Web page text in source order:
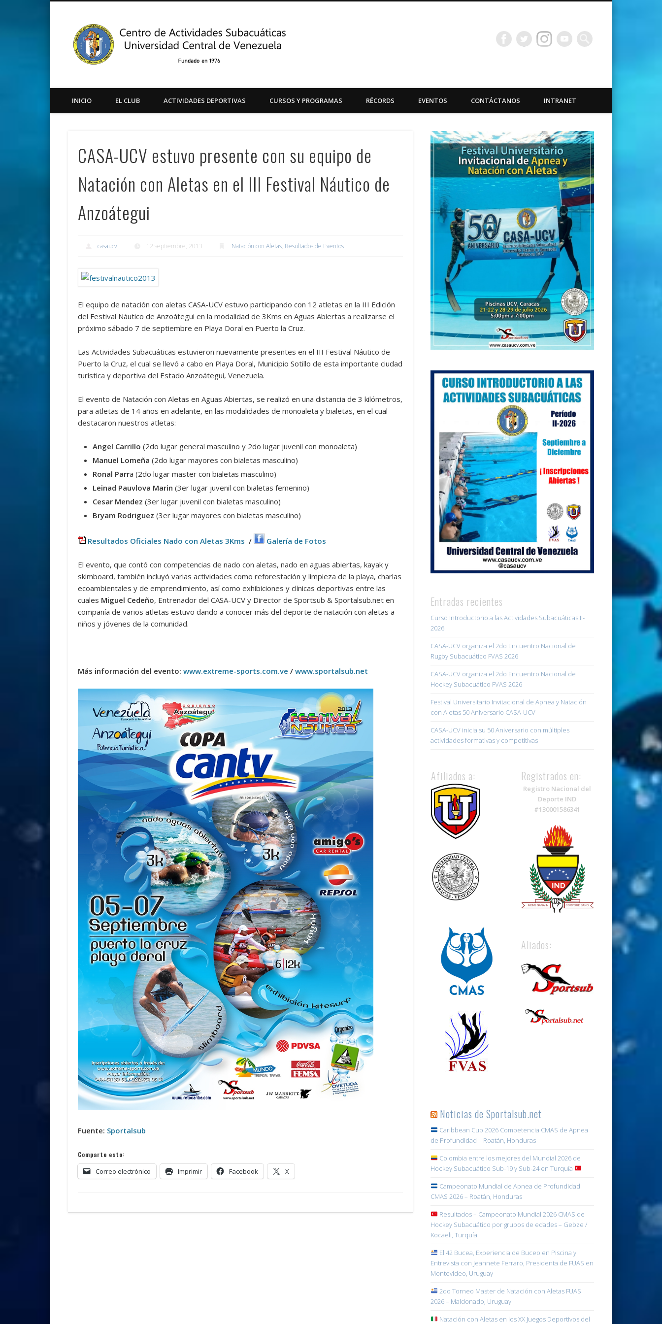
Centro de Actividades Subacuáticas Universidad
Central de Venezuela
Youtube
INICIO EL CLUB ACTIVIDADES DEPORTIVAS CURSOS Y PROGRAMAS RÉCORDS EVENTOS CONTÁCTANOS INTRANET
CASA-UCV estuvo presente con su equipo de
Natación con Aletas en el III Festival Náutico de
Anzoátegui
casaucv 12 septiembre, 2013 Natación con Aletas, Resultados de Eventos
El equipo de natación con aletas CASA-UCV estuvo participando con 12 atletas en la III Edición
del Festival Náutico de Anzoátegui en la modalidad de 3Kms en Aguas Abiertas a realizarse el
próximo sábado 7 de septiembre en Playa Doral en Puerto la Cruz.
Las Actividades Subacuáticas estuvieron nuevamente presentes en el III Festival Náutico de
Puerto la Cruz, el cual se llevó a cabo en Playa Doral, Municipio Sotillo de esta importante ciudad
turística y deportiva del Estado Anzoátegui, Venezuela.
El evento de Natación con Aletas en Aguas Abiertas, se realizó en una distancia de 3 kilómetros,
para atletas de 14 años en adelante, en las modalidades de monoaleta y bialetas, en el cual
destacaron nuestros atletas:
Angel Carrillo (2do lugar general masculino y 2do lugar juvenil con monoaleta)
Manuel Lomeña (2do lugar mayores con bialetas masculino)
Ronal Parra (2do lugar master con bialetas masculino)
Leinad Pauvlova Marin (3er lugar juvenil con bialetas femenino)
Cesar Mendez (3er lugar juvenil con bialetas masculino)
Bryam Rodriguez (3er lugar mayores con bialetas masculino)
Resultados Oficiales Nado con Aletas 3Kms / Galería de Fotos
El evento, que contó con competencias de nado con aletas, nado en aguas abiertas, kayak y
skimboard, también incluyó varias actividades como reforestación y limpieza de la playa, charlas
ecoambientales y de emprendimiento, así como exhibiciones y clínicas deportivas entre las
cuales Miguel Cedeño, Entrenador del CASA-UCV y Director de Sportsub & Sportalsub.net en
compañía de varios atletas estuvo dando a conocer más del deporte de natación con aletas a
niños y jóvenes de la comunidad.
Más información del evento:www.extreme-sports.com.ve /www.sportalsub.net
Fuente: Sportalsub
Comparte esto:
Correo electrónico Imprimir Facebook X
Entradas recientes
Curso Introductorio a las Actividades Subacuáticas II-
2026
CASA-UCV organiza el 2do Encuentro Nacional de
Rugby Subacuático FVAS 2026
CASA-UCV organiza el 2do Encuentro Nacional de
Hockey Subacuático FVAS 2026
Festival Universitario Invitacional de Apnea y Natación
con Aletas 50 Aniversario CASA-UCV
CASA-UCV inicia su 50 Aniversario con múltiples
actividades formativas y competitivas
Afiliados a: Registrados en:
Registro Nacional del
Deporte IND
#130001586341
Aliados:
Noticias de Sportalsub.net
Caribbean Cup 2026 Competencia CMAS de Apnea
de Profundidad – Roatán, Honduras
Colombia entre los mejores del Mundial 2026 de
Hockey Subacuático Sub-19 y Sub-24 en Turquía
Campeonato Mundial de Apnea de Profundidad
CMAS 2026 – Roatán, Honduras
Resultados – Campeonato Mundial 2026 CMAS de
Hockey Subacuático por grupos de edades – Gebze /
Kocaeli, Turquía
El 42 Bucea, Experiencia de Buceo en Piscina y
Entrevista con Jeannete Ferraro, Presidenta de FUAS en
Montevideo, Uruguay
2do Torneo Master de Natación con Aletas FUAS
2026 – Maldonado, Uruguay
Natación con Aletas en los XX Juegos Deportivos del